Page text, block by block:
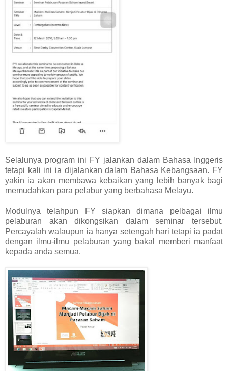
Selalunya program ini FY jalankan dalam Bahasa Inggeris
tetapi kali ini ia dijalankan dalam Bahasa Kebangsaan. FY
yakin ia akan membawa kebaikan yang lebih banyak bagi
memudahkan para pelabur yang berbahasa Melayu.
Modulnya telahpun FY siapkan dimana pelbagai ilmu
pelaburan akan dikongsikan dalam seminar tersebut.
Percayalah walaupun ia hanya setengah hari tetapi ia padat
dengan ilmu-ilmu pelaburan yang bakal memberi manfaat
kepada anda semua.